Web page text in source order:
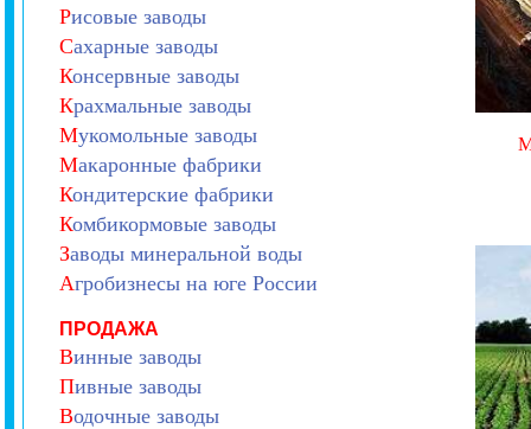
Рисовые заводы
Сахарные заводы
Консервные заводы
Крахмальные заводы
Мукомольные заводы
Макаронные фабрики
Кондитерские фабрики
Комбикормовые заводы
Заводы минеральной воды
Агробизнесы на юге России
ПРОДАЖА
Винные заводы
Пивные заводы
Водочные заводы